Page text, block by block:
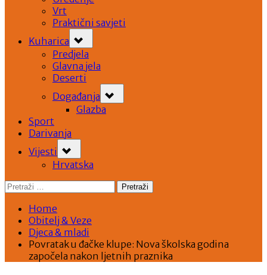
Vrt
Praktični savjeti
Kuharica
sub-
menu
Predjela
Glavna jela
Deserti
Događanja
sub-
menu
Glazba
Sport
Darivanja
Vijesti
sub-
menu
Hrvatska
Pretraži:
Home
Obitelj & Veze
Djeca & mladi
Povratak u đačke klupe: Nova školska godina
započela nakon ljetnih praznika